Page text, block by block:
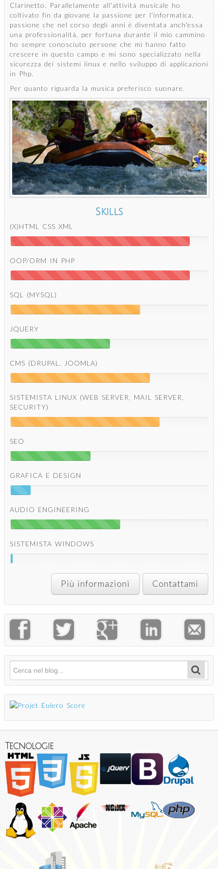
Clarinetto. Parallelamente all'attività musicale ho
coltivato fin da giovane la passione per l'informatica,
passione che nel corso degli anni è diventata anch'essa
una professionalità, per fortuna durante il mio cammino
ho sempre conosciuto persone che mi hanno fatto
crescere in questo campo e mi sono specializzato nella
sicurezza dei sistemi linux e nello sviluppo di applicazioni
in Php.
Per quanto riguarda la musica preferisco suonare.
Skills
(X)HTML CSS XML
OOP/ORM IN PHP
SQL (MYSQL)
JQUERY
CMS (DRUPAL, JOOMLA)
SISTEMISTA LINUX (WEB SERVER, MAIL SERVER,
SECURITY)
SEO
GRAFICA E DESIGN
AUDIO ENGINEERING
SISTEMISTA WINDOWS
Più informazioni Contattami
Form di ricerca
Tecnologie